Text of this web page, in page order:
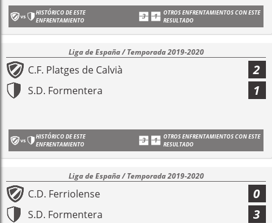
HISTÓRICO DE ESTE
ENFRENTAMIENTO
OTROS ENFRENTAMIENTOS CON ESTE
RESULTADO
Liga de España / Temporada 2019-2020
C.F. Platges de Calvià 2
S.D. Formentera 1
HISTÓRICO DE ESTE
ENFRENTAMIENTO
OTROS ENFRENTAMIENTOS CON ESTE
RESULTADO
Liga de España / Temporada 2019-2020
C.D. Ferriolense 0
S.D. Formentera 3